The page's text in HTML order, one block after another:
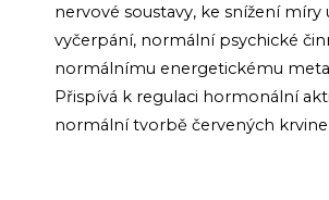
nervové soustavy, ke snížení míry
vyčerpání, normální psychické
normálnímu energetickému
Přispívá k regulaci hormonální
normální tvorbě červených